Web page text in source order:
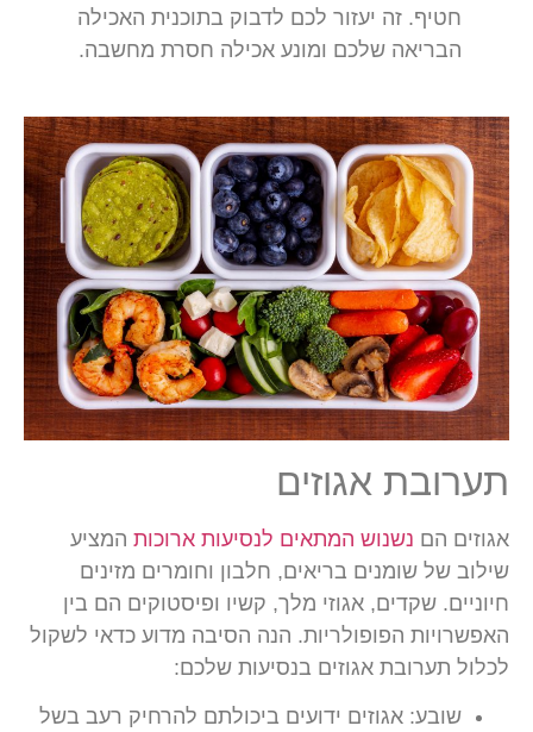
חטיף. זה יעזור לכם לדבוק בתוכנית האכילה
הבריאה שלכם ומונע אכילה חסרת מחשבה.
תערובת אגוזים
אגוזים הםנשנוש המתאים לנסיעות ארוכותהמציע
שילוב של שומנים בריאים, חלבון וחומרים מזינים
חיוניים. שקדים, אגוזי מלך, קשיו ופיסטוקים הם בין
האפשרויות הפופולריות. הנה הסיבה מדוע כדאי לשקול
לכלול תערובת אגוזים בנסיעות שלכם:
שובע:אגוזים ידועים ביכולתם להרחיק רעב בשל